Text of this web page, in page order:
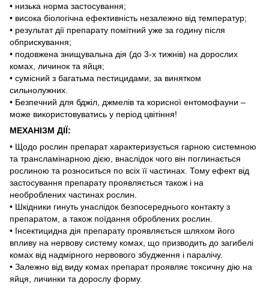
• низька норма застосування;
• висока біологічна ефективність незалежно від температур;
• результат дії препарату помітний уже за годину після
обприскування;
• подовжена знищувальна дія (до 3-х тижнів) на дорослих
комах, личинок та яйця;
• сумісний з багатьма пестицидами, за винятком
сильнолужних.
• Безпечний для бджіл, джмелів та корисної ентомофауни –
може використовуватись у період цвітіння!
МЕХАНІЗМ ДІЇ:
• Щодо рослин препарат характеризується гарною системною
та трансламінарною дією, внаслідок чого він поглинається
рослиною та розноситься по всіх її частинах. Тому ефект від
застосування препарату проявляється також і на
необроблених частинах рослин.
• Шкідники гинуть унаслідок безпосереднього контакту з
препаратом, а також поїдання оброблених рослин.
• Інсектицидна дія препарату проявляється шляхом його
впливу на нервову систему комах, що призводить до загибелі
комах від надмірного нервового збудження і паралічу.
• Залежно від виду комах препарат проявляє токсичну дію на
яйця, личинки та дорослу форму.